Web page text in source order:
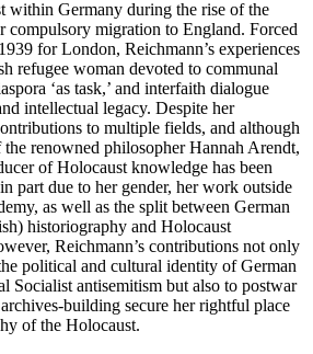
within Germany during the rise of the
compulsory migration to England. Forced
for London, Reichmann’s experiences
refugee woman devoted to communal
‘as task,’ and interfaith dialogue
intellectual legacy. Despite her
to multiple fields, and although
renowned philosopher Hannah Arendt,
of Holocaust knowledge has been
part due to her gender, her work outside
as well as the split between German
historiography and Holocaust
Reichmann’s contributions not only
political and cultural identity of German
Socialist antisemitism but also to postwar
building secure her rightful place
of the Holocaust.